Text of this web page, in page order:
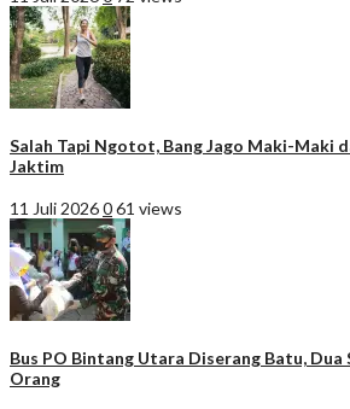
Salah Tapi Ngotot, Bang Jago Maki-Maki
Jaktim
11 Juli 2026061 views
Bus PO Bintang Utara Diserang Batu,
Orang